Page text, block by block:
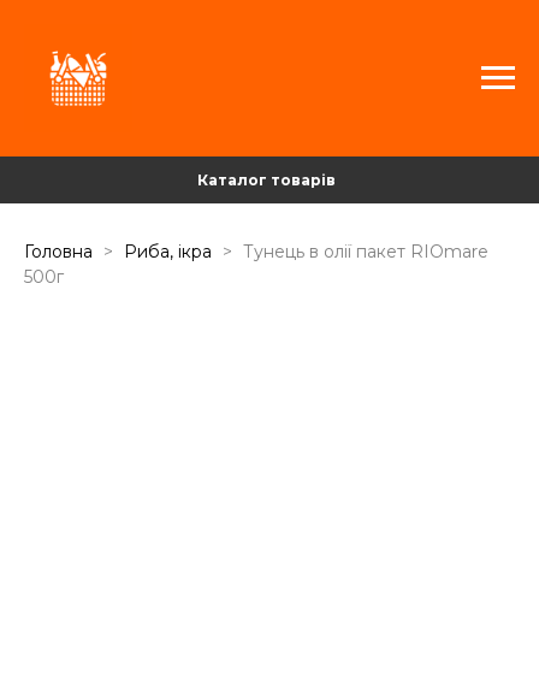
Каталог товарів
Головна Риба, ікра
Тунець в олії пакет RIOmare
500г